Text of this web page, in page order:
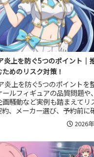
上を防ぐ5つのポイント｜
めのリスク対策！
上を防ぐ5つのポイントを整
ールフィギュアの品質問題
騒動など実例も踏まえてリ
、メーカー選び、予約前に
ち着いた対処法まで、企画側
ュアを安心して楽しむための
2026